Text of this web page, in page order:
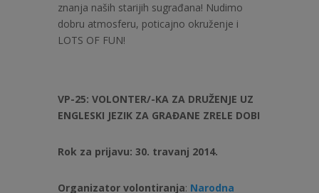
znanja naših starijih sugrađana! Nudimo
dobru atmosferu, poticajno okruženje i
LOTS OF FUN!
VP-25: VOLONTER/-KA ZA DRUŽENJE UZ
ENGLESKI JEZIK ZA GRAĐANE ZRELE DOBI
Rok za prijavu: 30. travanj 2014.
Organizator volontiranja: Narodna